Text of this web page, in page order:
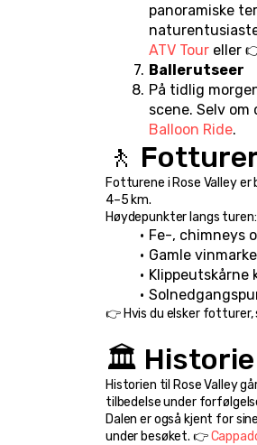
panoramiske
ATV Tour eller
Ballerutseer
På tidlig
scene. Selv
Balloon Ride.
🚶
Fotturene i Rose Valley
4–5 km.
Høydepunkter langs turen:
Fe-, chimneys
Gamle
Klippeutskårne
👉 Hvis du elsker fotturer,
🏛️
Historien til Rose Valley
tilbedelse under
Dalen er også kjent for
under besøket. 👉